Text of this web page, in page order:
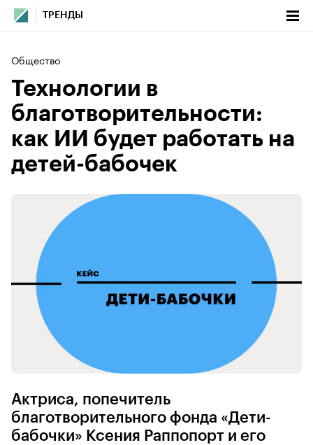
ТРЕНДЫ
Общество
Технологии в
благотворительности:
как ИИ будет работать на
детей-бабочек
Актриса, попечитель
благотворительного фонда «Дети-
бабочки» Ксения Раппопорт и его